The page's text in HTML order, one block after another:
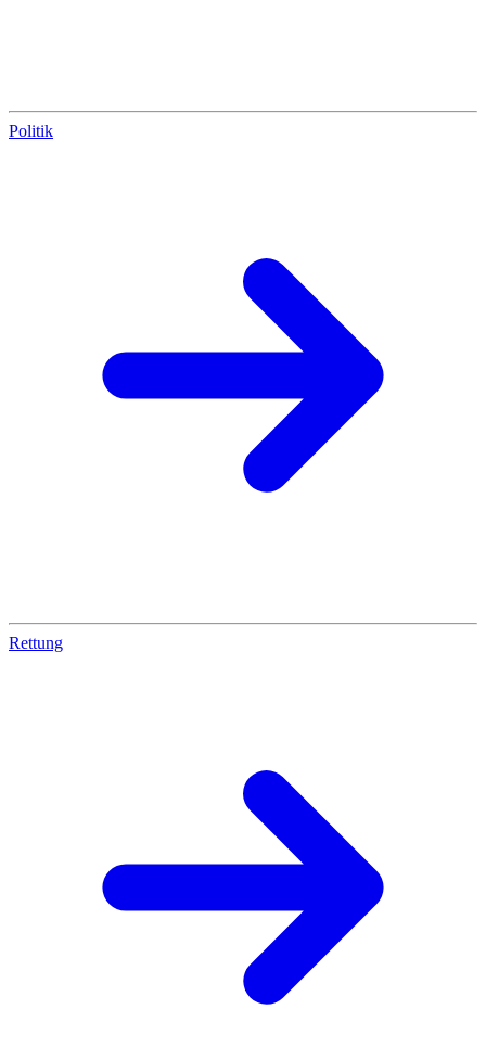
Politik
Rettung